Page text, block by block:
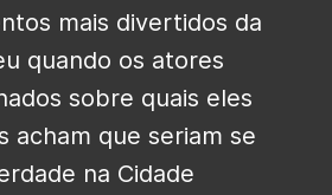
mais divertidos da
quando os atores
sobre quais eles
acham que seriam se
na Cidade